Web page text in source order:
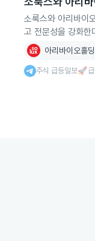
소룩스와 아리바이
고 전문성을 강화한
아리바이오홀
주식 급등일보🚀